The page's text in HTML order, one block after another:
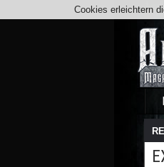
Cookies erleichtern